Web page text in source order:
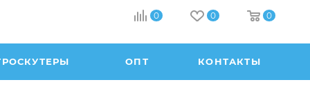
0 0 0
ОПТ КОНТАКТЫ